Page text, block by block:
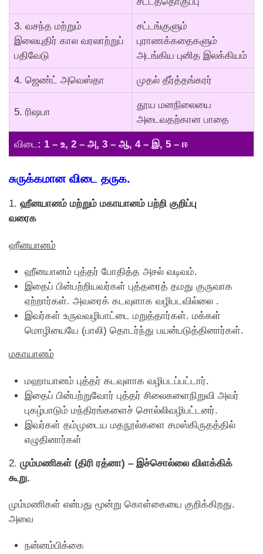
3. வசந்த மற்றும்
இலையுதிர் கால வரலாற்றுப்
பதிவேடு
சட்டங்குளும்
புராணக்கதைகளும்
அடங்கிய புனித இலக்கியம்
4. ஜெண்ட் அவெஸ்தா முதல் தீர்த்தங்கரர்
5. ரிஷபா
தூய மனநிலையை
அடைவதற்கான பாதை
விடை: 1 – உ, 2 – அ, 3 – ஆ, 4 – இ, 5 – ஈ
சுருக்கமான விடை தருக.
1. ஹீனயானம் மற்றும் மகாயானம் பற்றி குறிப்பு
வரைக
ஹீனயானம்
ஹீனயானம் புத்தர் போதித்த அசல் வடிவம்.
இதைப் பின்பற்றியவர்கள் புத்தரைத் தமது குருவாக
ஏற்றார்கள். அவரைக் கடவுளாக வழிபடவில்லை .
இவர்கள் உருவவழிபாட்டை மறுத்தார்கள். மக்கள்
மொழியையே (பாலி) தொடர்ந்து பயன்படுத்தினார்கள்.
மகாயானம்
மஹாயானம் புத்தர் கடவுளாக வழிபடப்பட்டார்.
இதைப் பின்பற்றுவோர் புத்தர் சிலைகளைநிறுவி அவர்
புகழ்பாடும் மந்திரங்களைச் சொல்லிவழிபட்டனர்.
இவர்கள் தம்முடைய மதநூல்களை சமஸ்கிருதத்தில்
எழுதினார்கள்
2. மும்மணிகள் (திரி ரத்னா) – இச்சொல்லை விளக்கிக்
கூறு.
மும்மணிகள் என்பது மூன்று கொள்கையை குறிக்கிறது.
அவை
நன்னம்பிக்கை